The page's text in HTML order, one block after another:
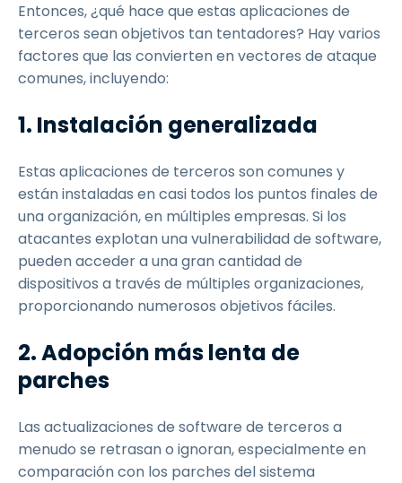
Entonces, ¿qué hace que estas aplicaciones de
terceros sean objetivos tan tentadores? Hay varios
factores que las convierten en vectores de ataque
comunes, incluyendo:
1. Instalación generalizada
Estas aplicaciones de terceros son comunes y
están instaladas en casi todos los puntos finales de
una organización, en múltiples empresas. Si los
atacantes explotan una vulnerabilidad de software,
pueden acceder a una gran cantidad de
dispositivos a través de múltiples organizaciones,
proporcionando numerosos objetivos fáciles.
2. Adopción más lenta de
parches
Las actualizaciones de software de terceros a
menudo se retrasan o ignoran, especialmente en
comparación con los parches del sistema